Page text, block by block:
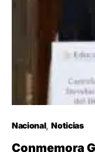
Nacional Noticias
Conmemora